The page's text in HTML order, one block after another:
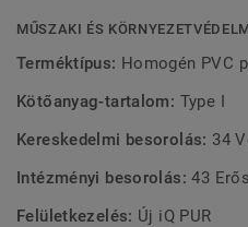
csúszásgátló, statikus vezető
tulajdonságokkal
Svédországban gyártva. , a
elismert fenntartható
MŰSZAKI ÉS
Terméktípus: Homogén PVC
Kötőanyag-tartalom: Type I
Kereskedelmi besorolás: 34
Intézményi besorolás:43 Erős
Felületkezelés: Új iQ PUR